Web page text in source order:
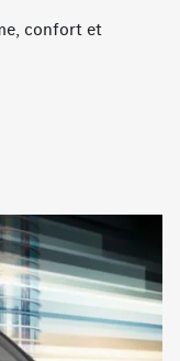
confort et